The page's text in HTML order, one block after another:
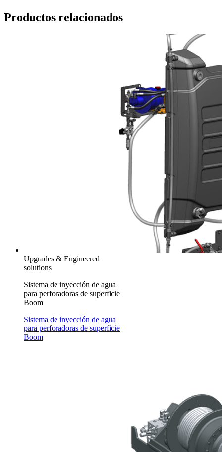
Productos relacionados
Upgrades & Engineered
solutions
Sistema de inyección de agua
para perforadoras de superficie
Boom
Sistema de inyección de agua
para perforadoras de superficie
Boom